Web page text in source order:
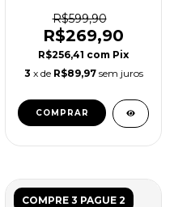
2016 - Retro Masculina
- Preta Roxa
R$599,90
R$269,90
R$256,41 com Pix
3 x de R$89,97 sem juros
COMPRAR
COMPRE 3 PAGUE 2